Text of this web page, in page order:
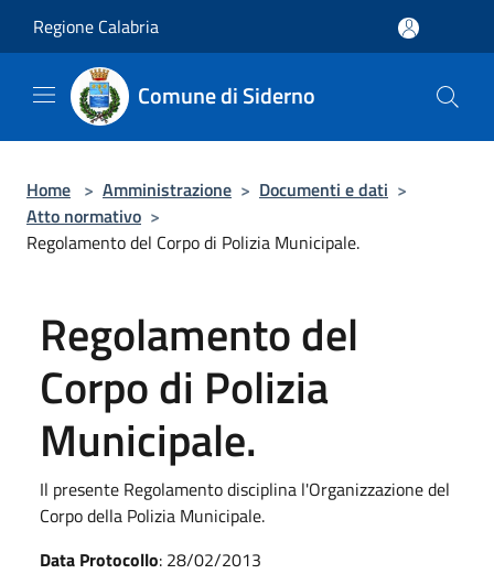
Regione Calabria
Comune di Siderno
Home > Amministrazione > Documenti e dati >
Atto normativo >
Regolamento del Corpo di Polizia Municipale.
Regolamento del
Corpo di Polizia
Municipale.
Il presente Regolamento disciplina l'Organizzazione del
Corpo della Polizia Municipale.
Data Protocollo: 28/02/2013